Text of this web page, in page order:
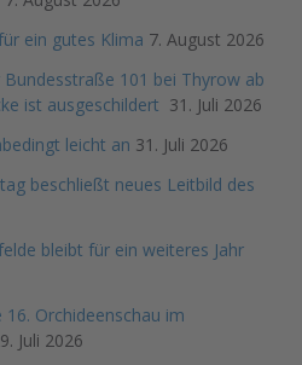
ein gutes Klima 7. August 2026
101 bei Thyrow ab
ist ausgeschildert 31. Juli 2026
leicht an 31. Juli 2026
beschließt neues Leitbild des
bleibt für ein weiteres Jahr
Orchideenschau im
Juli 2026